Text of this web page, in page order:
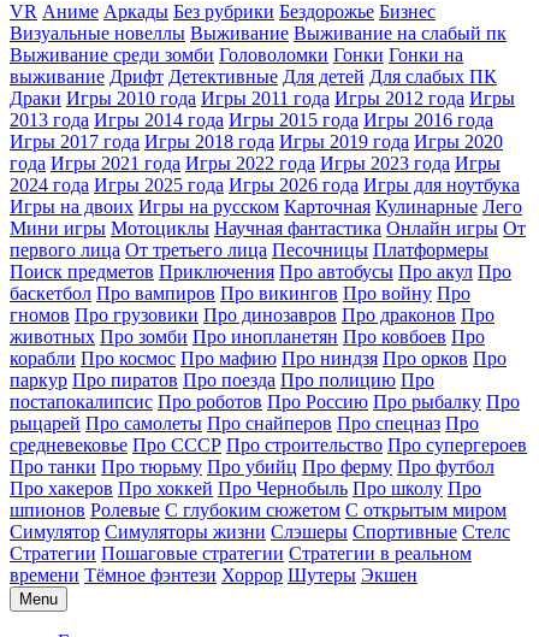
VR Аниме Аркады Без рубрики Бездорожье Бизнес
Визуальные новеллы Выживание Выживание на слабый пк
Выживание среди зомби Головоломки Гонки Гонки на
выживание Дрифт Детективные Для детей Для слабых ПК
Драки Игры 2010 года Игры 2011 года Игры 2012 года Игры
2013 года Игры 2014 года Игры 2015 года Игры 2016 года
Игры 2017 года Игры 2018 года Игры 2019 года Игры 2020
года Игры 2021 года Игры 2022 года Игры 2023 года Игры
2024 года Игры 2025 года Игры 2026 года Игры для ноутбука
Игры на двоих Игры на русском Карточная Кулинарные Лего
Мини игры Мотоциклы Научная фантастика Онлайн игры От
первого лица От третьего лица Песочницы Платформеры
Поиск предметов Приключения Про автобусы Про акул Про
баскетбол Про вампиров Про викингов Про войну Про
гномов Про грузовики Про динозавров Про драконов Про
животных Про зомби Про инопланетян Про ковбоев Про
корабли Про космос Про мафию Про ниндзя Про орков Про
паркур Про пиратов Про поезда Про полицию Про
постапокалипсис Про роботов Про Россию Про рыбалку Про
рыцарей Про самолеты Про снайперов Про спецназ Про
средневековье Про СССР Про строительство Про супергероев
Про танки Про тюрьму Про убийц Про ферму Про футбол
Про хакеров Про хоккей Про Чернобыль Про школу Про
шпионов Ролевые С глубоким сюжетом С открытым миром
Симулятор Симуляторы жизни Слэшеры Спортивные Стелс
Стратегии Пошаговые стратегии Стратегии в реальном
времени Тёмное фэнтези Хоррор Шутеры Экшен
Menu